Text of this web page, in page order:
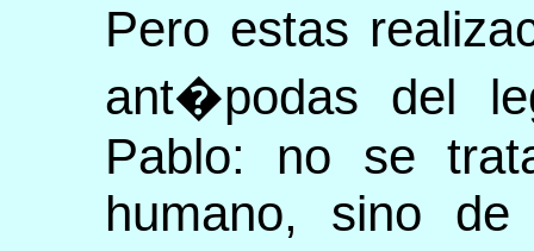
Pero estas
ant�podas del
Pablo: no se
humano, sino de